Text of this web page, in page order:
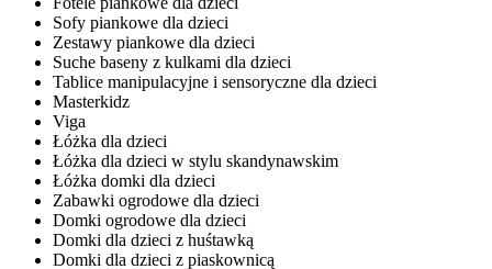
Sofy piankowe dla dzieci
Zestawy piankowe dla dzieci
Suche baseny z kulkami dla dzieci
Tablice manipulacyjne i sensoryczne dla dzieci
Masterkidz
Viga
Łóżka dla dzieci
Łóżka dla dzieci w stylu skandynawskim
Łóżka domki dla dzieci
Zabawki ogrodowe dla dzieci
Domki ogrodowe dla dzieci
Domki dla dzieci z huśtawką
Domki dla dzieci z piaskownicą